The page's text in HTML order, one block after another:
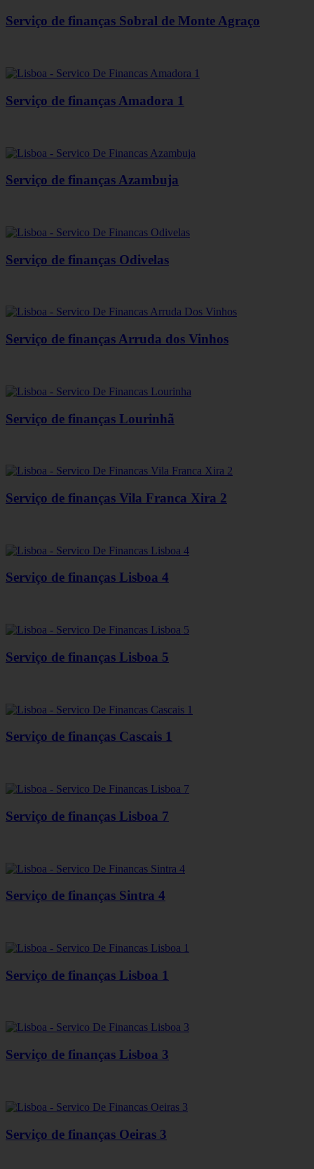
Serviço de finanças Sobral de Monte Agraço
Serviço de finanças Amadora 1
Serviço de finanças Azambuja
Serviço de finanças Odivelas
Serviço de finanças Arruda dos Vinhos
Serviço de finanças Lourinhã
Serviço de finanças Vila Franca Xira 2
Serviço de finanças Lisboa 4
Serviço de finanças Lisboa 5
Serviço de finanças Cascais 1
Serviço de finanças Lisboa 7
Serviço de finanças Sintra 4
Serviço de finanças Lisboa 1
Serviço de finanças Lisboa 3
Serviço de finanças Oeiras 3